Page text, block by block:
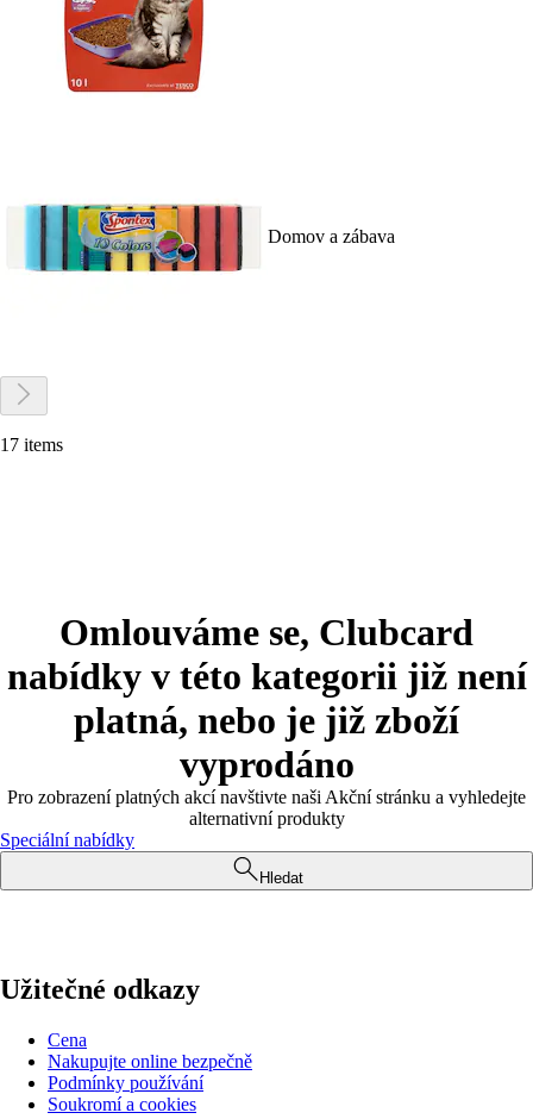
Domov a zábava
17 items
Omlouváme se, Clubcard
nabídky v této kategorii již není
platná, nebo je již zboží
vyprodáno
Pro zobrazení platných akcí navštivte naši Akční stránku a vyhledejte
alternativní produkty
Speciální nabídky
Hledat
Užitečné odkazy
Cena
Nakupujte online bezpečně
Podmínky používání
Soukromí a cookies